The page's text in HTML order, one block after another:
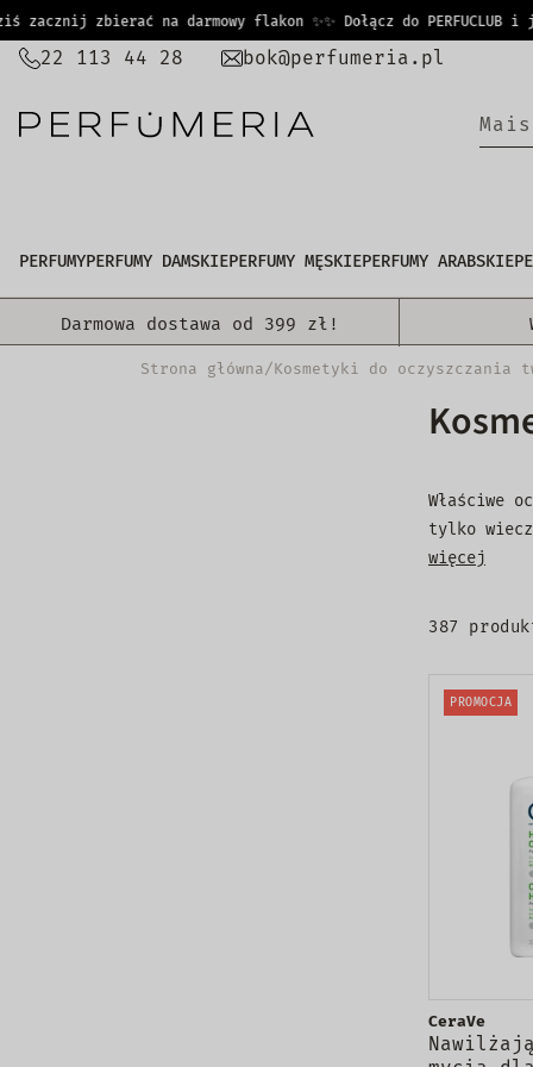
PRZEJDŹ
TREŚCI
zbierać na darmowy flakon ✨✨ Dołącz do PERFUCLUB i
22 113 44 28 bok@perfumeria.pl
|
PERFUMYPERFUMY DAMSKIEPERFUMY MĘSKIEPERFUMY ARABSKIE
Darmowa dostawa od 399 zł!
Strona główna/Kosmetyki do oczyszczania
Właściwe
tylko
więcej
387
PROMOCJA
CeraVe